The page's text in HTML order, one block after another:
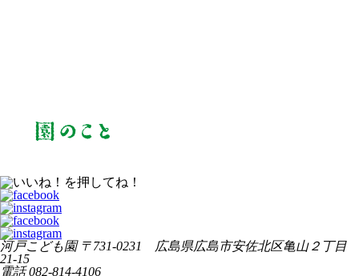
河戸こども園〒731-0231 広島県広島市安佐北区亀山２丁目
21-15
電話082-814-4106